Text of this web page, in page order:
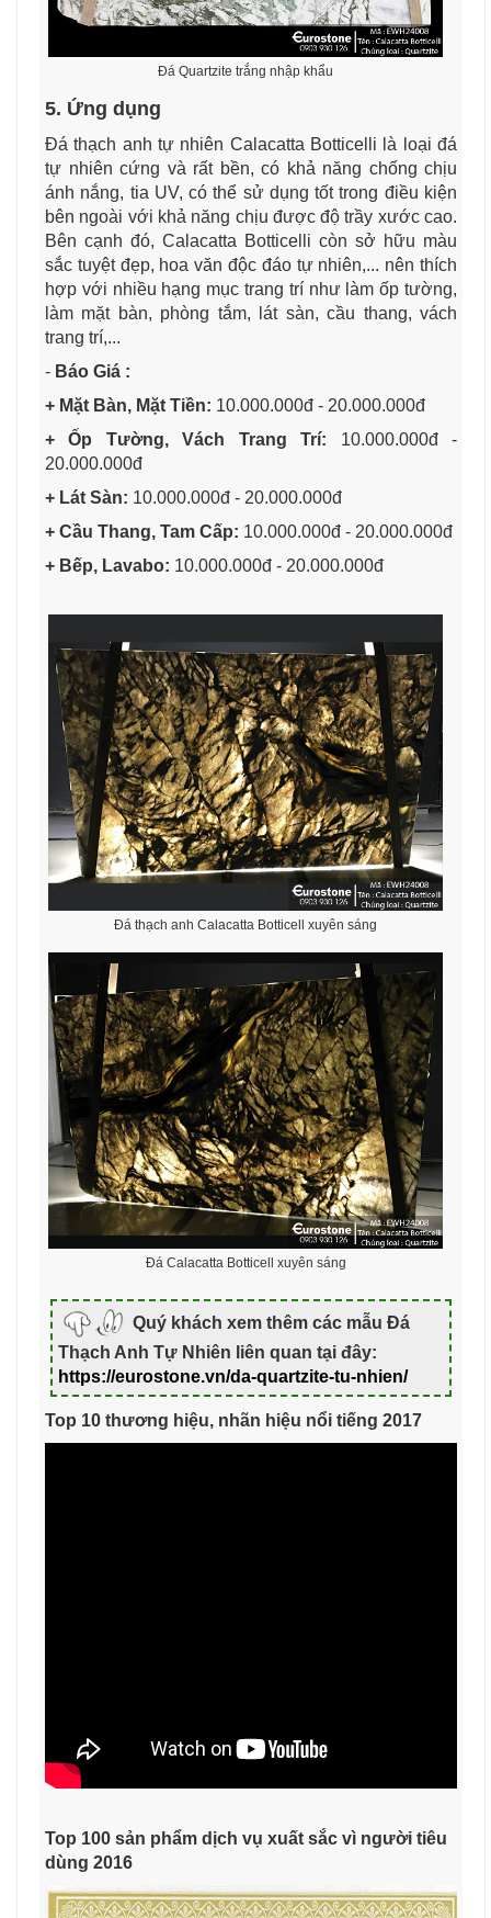
Đá Quartzite trắng nhập khẩu
5. Ứng dụng
Đá thạch anh tự nhiên Calacatta Botticelli là loại đá
tự nhiên cứng và rất bền, có khả năng chống chịu
ánh nắng, tia UV, có thể sử dụng tốt trong điều kiện
bên ngoài với khả năng chịu được độ trầy xước cao.
Bên cạnh đó, Calacatta Botticelli còn sở hữu màu
sắc tuyệt đẹp, hoa văn độc đáo tự nhiên,... nên thích
hợp với nhiều hạng mục trang trí như làm ốp tường,
làm mặt bàn, phòng tắm, lát sàn, cầu thang, vách
trang trí,...
- Báo Giá :
+ Mặt Bàn, Mặt Tiền: 10.000.000đ - 20.000.000đ
+ Ốp Tường, Vách Trang Trí: 10.000.000đ -
20.000.000đ
+ Lát Sàn: 10.000.000đ - 20.000.000đ
+ Cầu Thang, Tam Cấp: 10.000.000đ - 20.000.000đ
+ Bếp, Lavabo: 10.000.000đ - 20.000.000đ
Đá thạch anh Calacatta Botticell xuyên sáng
Đá Calacatta Botticell xuyên sáng
Quý khách xem thêm các mẫu Đá
Thạch Anh Tự Nhiên liên quan tại đây:
https://eurostone.vn/da-quartzite-tu-nhien/
Top 10 thương hiệu, nhãn hiệu nổi tiếng 2017
Top 100 sản phẩm dịch vụ xuất sắc vì người tiêu
dùng 2016